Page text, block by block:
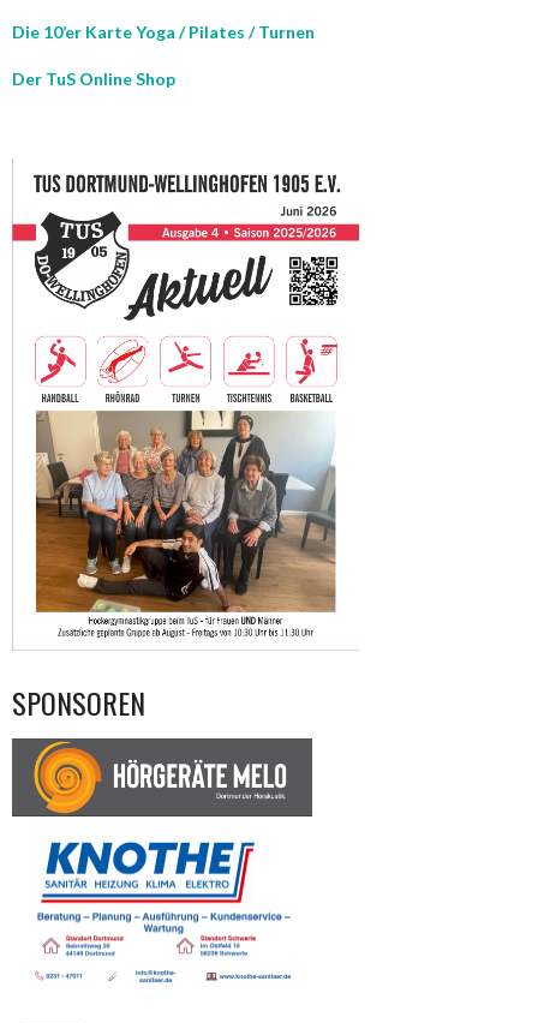
Die 10’er Karte Yoga / Pilates / Turnen
Der TuS Online Shop
SPONSOREN